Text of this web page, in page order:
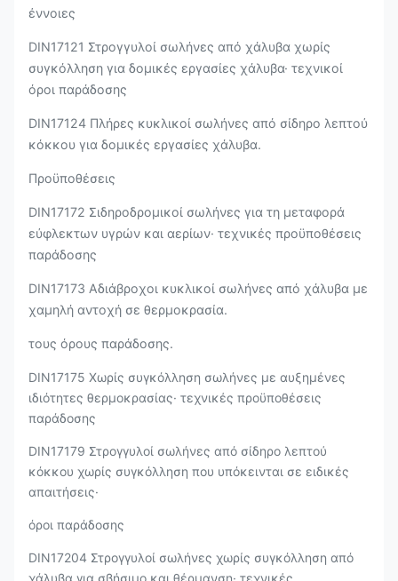
έννοιες
DIN17121 Στρογγυλοί σωλήνες από χάλυβα χωρίς
συγκόλληση για δομικές εργασίες χάλυβα· τεχνικοί
όροι παράδοσης
DIN17124 Πλήρες κυκλικοί σωλήνες από σίδηρο λεπτού
κόκκου για δομικές εργασίες χάλυβα.
Προϋποθέσεις
DIN17172 Σιδηροδρομικοί σωλήνες για τη μεταφορά
εύφλεκτων υγρών και αερίων· τεχνικές προϋποθέσεις
παράδοσης
DIN17173 Αδιάβροχοι κυκλικοί σωλήνες από χάλυβα με
χαμηλή αντοχή σε θερμοκρασία.
τους όρους παράδοσης.
DIN17175 Χωρίς συγκόλληση σωλήνες με αυξημένες
ιδιότητες θερμοκρασίας· τεχνικές προϋποθέσεις
παράδοσης
DIN17179 Στρογγυλοί σωλήνες από σίδηρο λεπτού
κόκκου χωρίς συγκόλληση που υπόκεινται σε ειδικές
απαιτήσεις·
όροι παράδοσης
DIN17204 Στρογγυλοί σωλήνες χωρίς συγκόλληση από
χάλυβα για σβήσιμο και θέρμανση· τεχνικές